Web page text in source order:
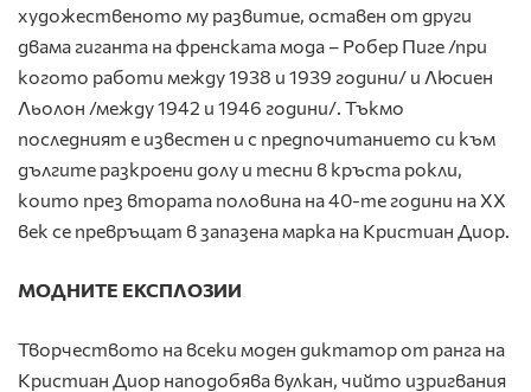
художественото му развитие, оставен от други
двама гиганта на френската мода – Робер Пиге /при
когото работи между 1938 и 1939 години/ и Люсиен
Льолон /между 1942 и 1946 години/. Тъкмо
последният е известен и с предпочитанието си към
дългите разкроени долу и тесни в кръста рокли,
които през втората половина на 40-те години на ХХ
век се превръщат в запазена марка на Кристиан Диор.
МОДНИТЕ ЕКСПЛОЗИИ
Творчеството на всеки моден диктатор от ранга на
Кристиан Диор наподобява вулкан, чийто изригвания